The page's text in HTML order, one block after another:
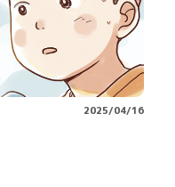
2025/04/16